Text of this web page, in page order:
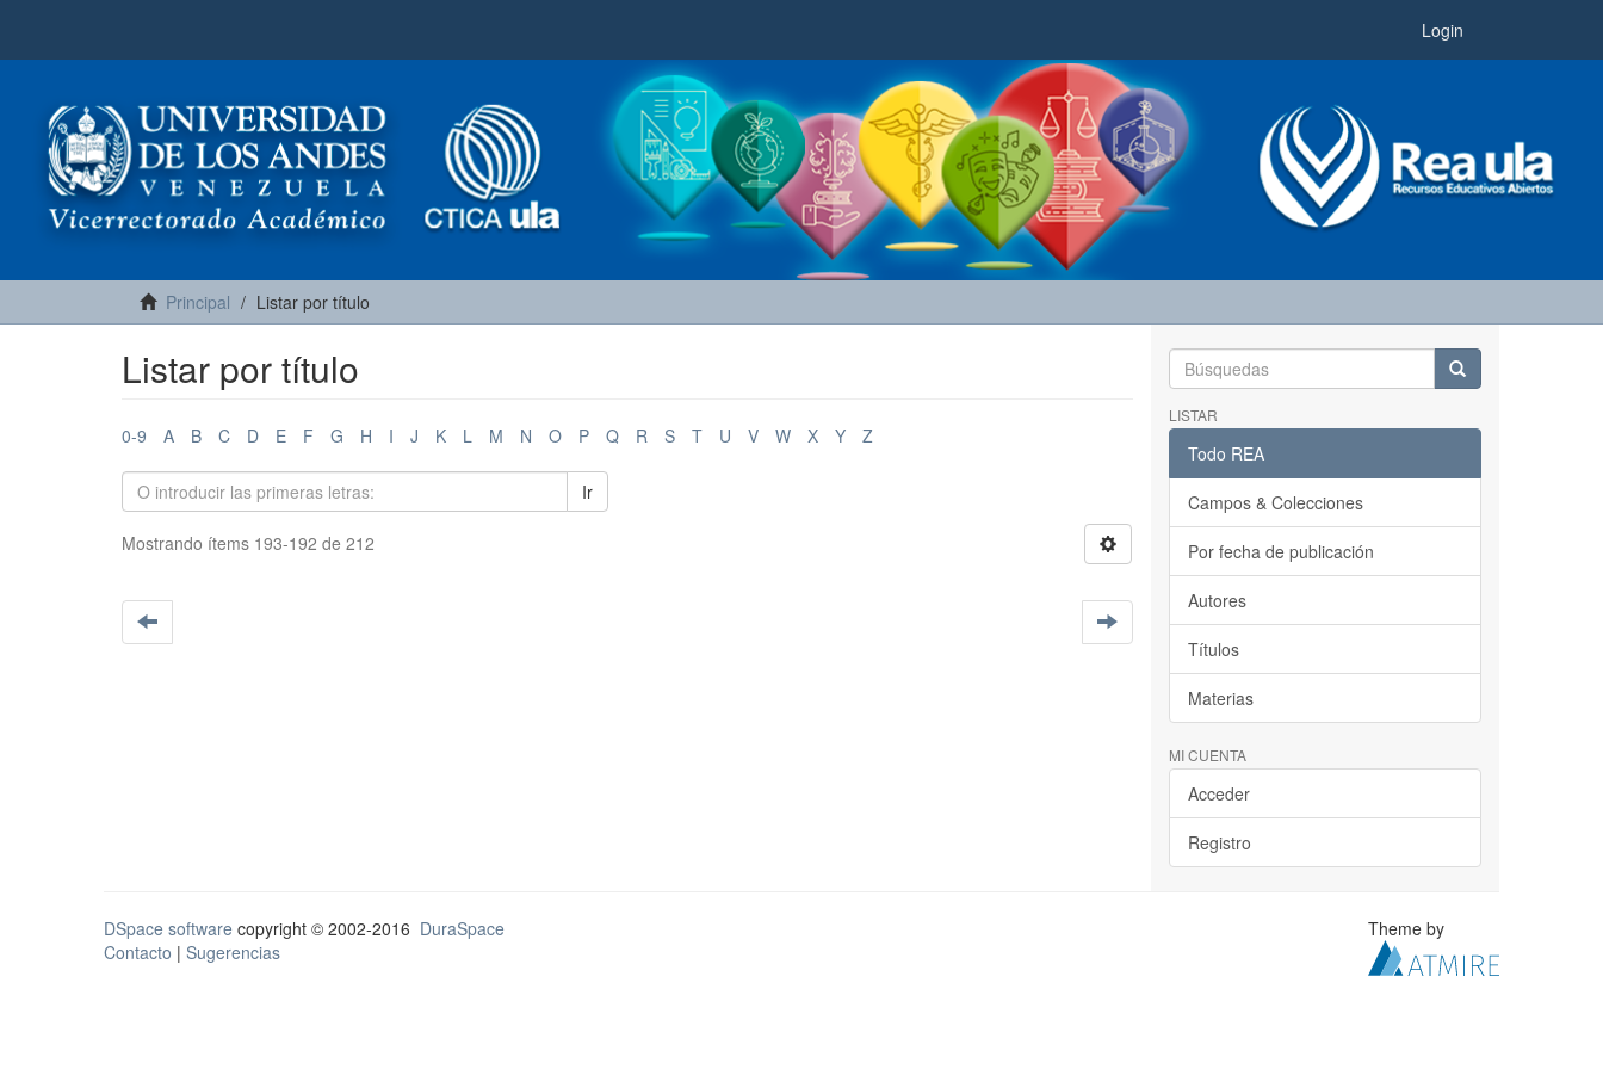
Login
Principal Listar por título
Listar por título
0-9 A B C D E F G H I J K L M N O P Q R S T U V W X Y Z
Ir
Mostrando ítems 193-192 de 212
LISTAR
Todo REA
Campos & Colecciones
Por fecha de publicación
Autores
Títulos
Materias
MI CUENTA
Acceder
Registro
DSpace software copyright © 2002-2016 DuraSpace
Contacto | Sugerencias
Theme by